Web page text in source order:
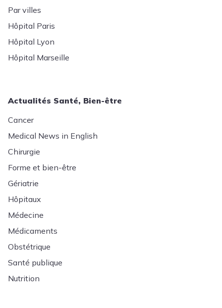
Par villes
Hôpital Paris
Hôpital Lyon
Hôpital Marseille
Actualités Santé, Bien-être
Cancer
Medical News in English
Chirurgie
Forme et bien-être
Gériatrie
Hôpitaux
Médecine
Médicaments
Obstétrique
Santé publique
Nutrition